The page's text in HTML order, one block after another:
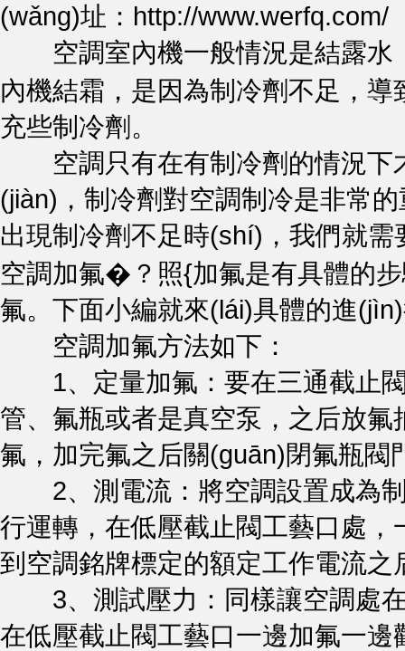
(wǎng)址：http://www.werfq.com/
空調室內機一般情況是結露水
內機結霜，是因為制冷劑不足
充些制冷劑。
空調只有在有制冷劑的情況下才
(jiàn)，制冷劑對空調制冷是非
出現制冷劑不足時(shí)，我們
空調加氟�？照{加氟是有具體的
氟。下面小編就來(lái)具體的進
空調加氟方法如下：
1、定量加氟：要在三通截止閥工
管、氟瓶或者是真空泵，之后
氟，加完氟之后關(guān)閉氟
2、測電流：將空調設置成
行運轉，在低壓截止閥工藝口處
到空調銘牌標定的額定工作電流
3、測試壓力：同樣讓空調處在
在低壓截止閥工藝口一邊加氟一邊